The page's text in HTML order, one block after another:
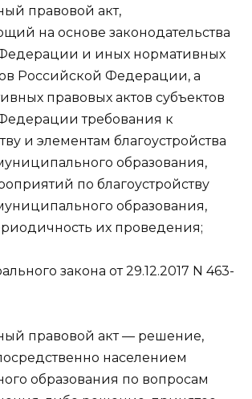
правовой акт,
на основе законодательства
и иных нормативных
Российской Федерации, а
правовых актов субъектов
требования к
и элементам благоустройства
образования,
по благоустройству
образования,
их проведения;
закона от 29.12.2017 N 463-
правовой акт — решение,
населением
образования по вопросам